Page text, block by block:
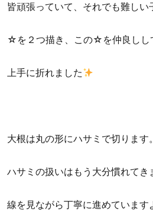
皆頑張っていて、それでも難しい
☆を２つ描き、この☆を仲良しし
上手に折れました
大根は丸の形にハサミで切ります。
ハサミの扱いはもう大分慣れてき
線を見ながら丁寧に進めています